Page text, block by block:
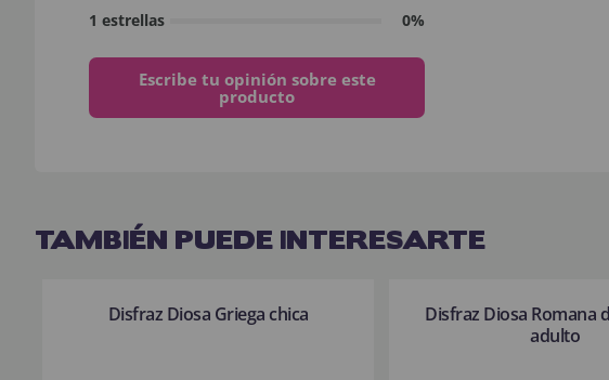
1 estrellas
0%
Escribe tu opinión sobre este
producto
TAMBIÉN PUEDE INTERESARTE
Disfraz Diosa Griega chica
Disfraz Diosa Romana
adulto